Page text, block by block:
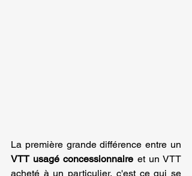
VTT usagé concessionnaire et un VTT
acheté à un particulier, c'est ce qui se